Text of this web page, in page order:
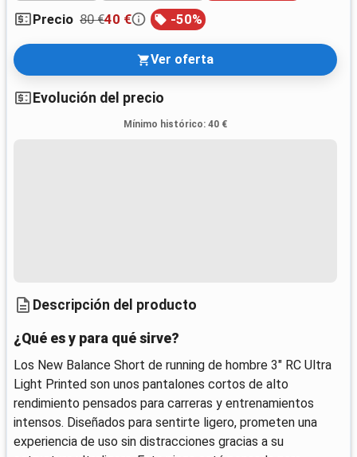
Precio 80 €40 € -50%
Ver oferta
Evolución del precio
Mínimo histórico: 40 €
Descripción del producto
¿Qué es y para qué sirve?
Los New Balance Short de running de hombre 3" RC Ultra
Light Printed son unos pantalones cortos de alto
rendimiento pensados para carreras y entrenamientos
intensos. Diseñados para sentirte ligero, prometen una
experiencia de uso sin distracciones gracias a su